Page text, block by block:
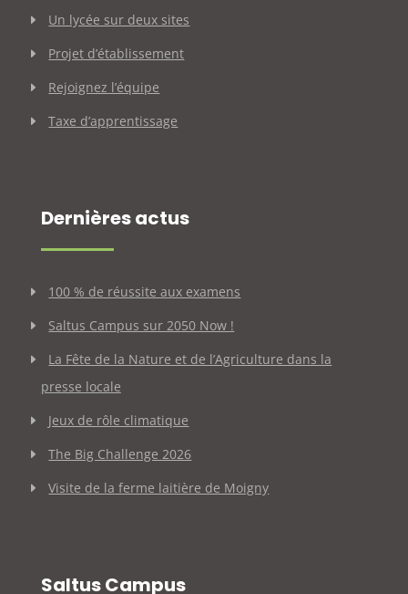
Un lycée sur deux sites
Projet d’établissement
Rejoignez l’équipe
Taxe d’apprentissage
Dernières actus
100 % de réussite aux examens
Saltus Campus sur 2050 Now !
La Fête de la Nature et de l’Agriculture dans la
presse locale
Jeux de rôle climatique
The Big Challenge 2026
Visite de la ferme laitière de Moigny
Saltus Campus